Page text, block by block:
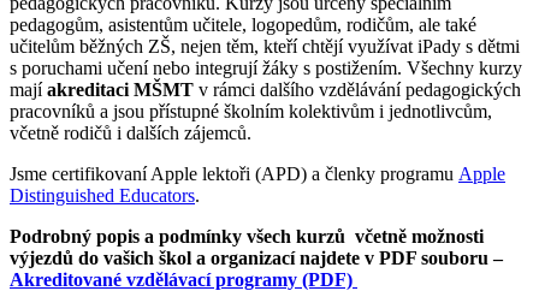
pedagogům, asistentům učitele, logopedům, rodičům, ale také
učitelům běžných ZŠ, nejen těm, kteří chtějí využívat iPady s dětmi
s poruchami učení nebo integrují žáky s postižením. Všechny kurzy
majíakreditaci MŠMT v rámci dalšího vzdělávání pedagogických
pracovníků a jsou přístupné školním kolektivům i jednotlivcům,
včetně rodičů i dalších zájemců.
Jsme certifikovaní Apple lektoři (APD) a členky programu Apple
Distinguished Educators.
Podrobný popis a podmínky všech kurzů včetně možnosti
výjezdů do vašich škol a organizací najdete v PDF souboru –
Akreditované vzdělávací programy (PDF)